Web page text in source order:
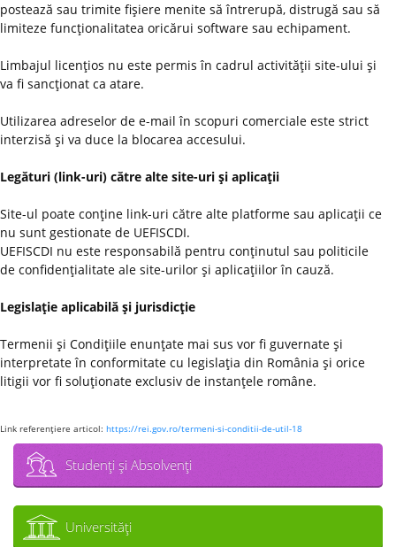
postează sau trimite fişiere menite să întrerupă, distrugă sau să
limiteze funcţionalitatea oricărui software sau echipament.
Limbajul licenţios nu este permis în cadrul activităţii site-ului şi
va fi sancţionat ca atare.
Utilizarea adreselor de e-mail în scopuri comerciale este strict
interzisă şi va duce la blocarea accesului.
Legături (link-uri) către alte site-uri şi aplicaţii
Site-ul poate conţine link-uri către alte platforme sau aplicaţii ce
nu sunt gestionate de UEFISCDI.
UEFISCDI nu este responsabilă pentru conţinutul sau politicile
de confidenţialitate ale site-urilor şi aplicaţiilor în cauză.
Legislaţie aplicabilă şi jurisdicţie
Termenii şi Condiţiile enunţate mai sus vor fi guvernate şi
interpretate în conformitate cu legislaţia din România şi orice
litigii vor fi soluţionate exclusiv de instanţele române.
Link referenţiere articol: https://rei.gov.ro/termeni-si-conditii-de-util-18
Studenţi şi Absolvenţi
Universităţi